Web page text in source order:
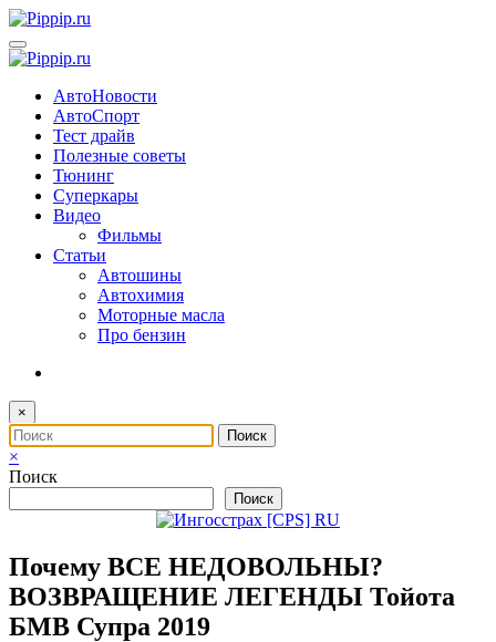
Перейти
к
содержимому
АвтоНовости
АвтоСпорт
Тест драйв
Полезные советы
Тюнинг
Суперкары
Видео
Фильмы
Статьи
Автошины
Автохимия
Моторные масла
Про бензин
×
×
Поиск
Поиск
Почему ВСЕ НЕДОВОЛЬНЫ?
ВОЗВРАЩЕНИЕ ЛЕГЕНДЫ Тойота
БМВ Супра 2019